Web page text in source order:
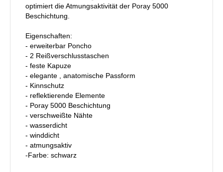
optimiert die Atmungsaktivität der Poray 5000
Beschichtung.
Eigenschaften:
- erweiterbar Poncho
- 2 Reißverschlusstaschen
- feste Kapuze
- elegante , anatomische Passform
- Kinnschutz
- reflektierende Elemente
- Poray 5000 Beschichtung
- verschweißte Nähte
- wasserdicht
- winddicht
- atmungsaktiv
-Farbe: schwarz